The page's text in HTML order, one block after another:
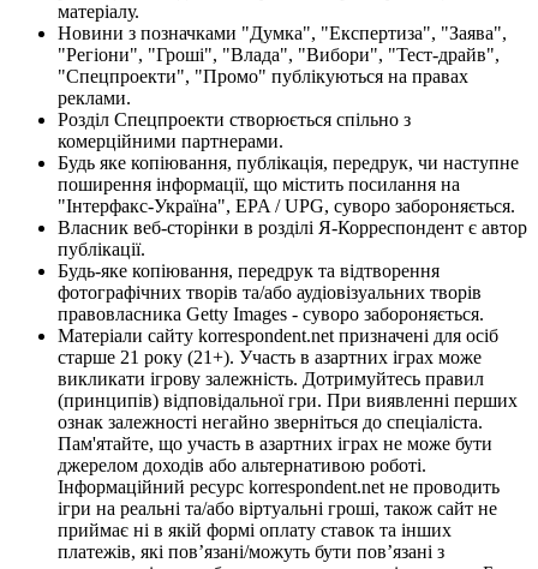
матеріалу.
Новини з позначками "Думка", "Експертиза", "Заява",
"Регіони", "Гроші", "Влада", "Вибори", "Тест-драйв",
"Спецпроекти", "Промо" публікуються на правах
реклами.
Розділ Спецпроекти створюється спільно з
комерційними партнерами.
Будь яке копіювання, публікація, передрук, чи наступне
поширення інформації, що містить посилання на
"Інтерфакс-Україна", EPA / UPG, суворо забороняється.
Власник веб-сторінки в розділі Я-Корреспондент є автор
публікації.
Будь-яке копіювання, передрук та відтворення
фотографічних творів та/або аудіовізуальних творів
правовласника Getty Images - суворо забороняється.
Матеріали сайту korrespondent.net призначені для осіб
старше 21 року (21+). Участь в азартних іграх може
викликати ігрову залежність. Дотримуйтесь правил
(принципів) відповідальної гри. При виявленні перших
ознак залежності негайно зверніться до спеціаліста.
Пам'ятайте, що участь в азартних іграх не може бути
джерелом доходів або альтернативою роботі.
Інформаційний ресурс korrespondent.net не проводить
ігри на реальні та/або віртуальні гроші, також сайт не
приймає ні в якій формі оплату ставок та інших
платежів, які пов’язані/можуть бути пов’язані з